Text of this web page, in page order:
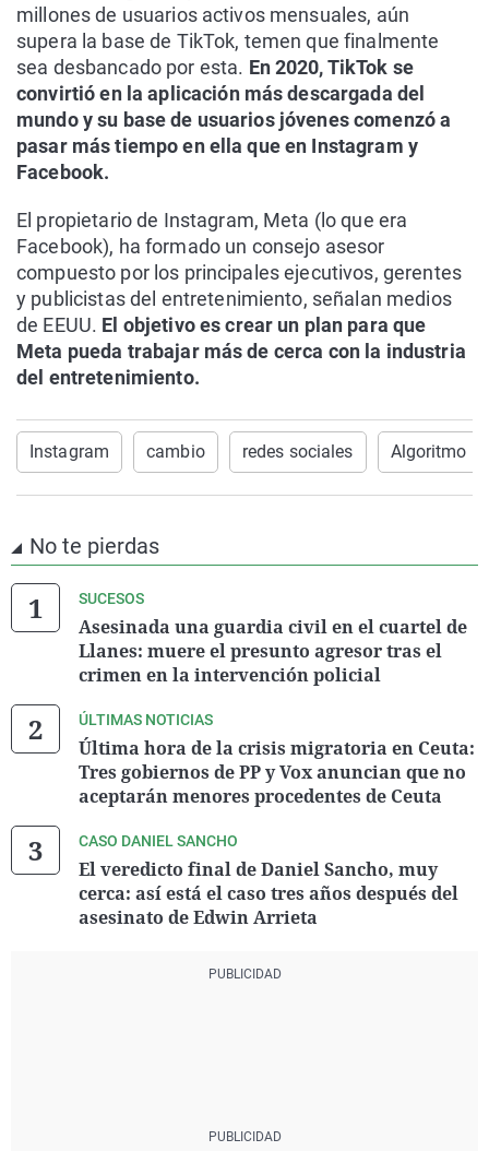
millones de usuarios activos mensuales, aún
supera la base de TikTok, temen que finalmente
sea desbancado por esta. En 2020, TikTok se
convirtió en la aplicación más descargada del
mundo y su base de usuarios jóvenes comenzó a
pasar más tiempo en ella que en Instagram y
Facebook.
El propietario de Instagram, Meta (lo que era
Facebook), ha formado un consejo asesor
compuesto por los principales ejecutivos, gerentes
y publicistas del entretenimiento, señalan medios
de EEUU. El objetivo es crear un plan para que
Meta pueda trabajar más de cerca con la industria
del entretenimiento.
Instagram cambio redes sociales Algoritmo
No te pierdas
SUCESOS
Asesinada una guardia civil en el cuartel de
Llanes: muere el presunto agresor tras el
crimen en la intervención policial
ÚLTIMAS NOTICIAS
Última hora de la crisis migratoria en Ceuta:
Tres gobiernos de PP y Vox anuncian que no
aceptarán menores procedentes de Ceuta
CASO DANIEL SANCHO
El veredicto final de Daniel Sancho, muy
cerca: así está el caso tres años después del
asesinato de Edwin Arrieta